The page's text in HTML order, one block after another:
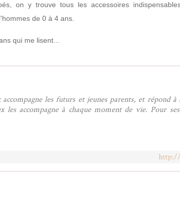
on y trouve tous les accessoires
de 0 à 4 ans.
qui me lisent...
accompagne les futurs et jeunes parents, et répond à
les accompagne à chaque moment de vie. Pour